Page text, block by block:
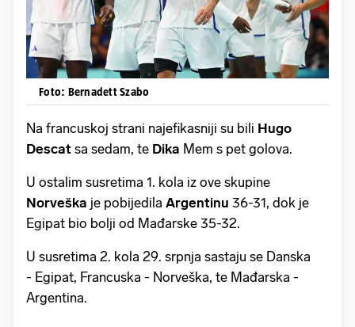
Foto: Bernadett Szabo
Na francuskoj strani najefikasniji su bili Hugo
Descat sa sedam, te Dika Mem s pet golova.
U ostalim susretima 1. kola iz ove skupine
Norveška je pobijedila Argentinu 36-31, dok je
Egipat bio bolji od Mađarske 35-32.
U susretima 2. kola 29. srpnja sastaju se Danska
- Egipat, Francuska - Norveška, te Mađarska -
Argentina.